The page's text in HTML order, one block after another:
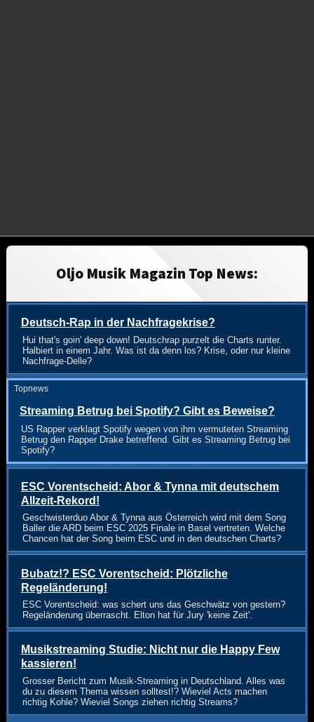
Oljo Musik Magazin Top News:
Deutsch-Rap in der Nachfragekrise?
Hui that's goin' deep down! Deutschrap purzelt die Charts runter.
Halbiert in einem Jahr. Was ist da denn los? Krise, oder nur kleine
Nachfrage-Delle?
Topnews
Streaming Betrug bei Spotify? Gibt es Beweise?
US Rapper verklagt Spotify wegen von ihm vermuteten Streaming
Betrug den Rapper Drake betreffend. Gibt es Streaming Betrug bei
Spotify?
ESC Vorentscheid: Abor & Tynna mit deutschem
Allzeit-Rekord!
Geschwisterduo Abor & Tynna aus Österreich wird mit dem Song
Baller die ARD beim ESC 2025 Finale in Basel vertreten. Welche
Chancen hat der Song beim ESC und in den deutschen Charts?
Bubatz!? ESC Vorentscheid: Plötzliche
Regeländerung!
ESC Vorentscheid: was schert uns das Geschwätz von gestern?
Regeländerung überrascht. Elton hat für Jury 'keine Zeit'.
Musikstreaming Studie: Nicht nur die Happy Few
kassieren!
Grosser Bericht zum Musik-Streaming in Deutschland. Alles was
du zu diesem Thema wissen solltest!? Wieviel Acts machen
richtig Kohle? Wieviel Songs ziehen richtig Streams?